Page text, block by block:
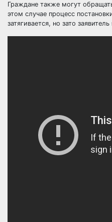
Граждане также могут
этом случае процесс
затягивается, но зато